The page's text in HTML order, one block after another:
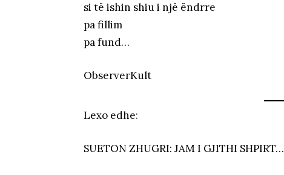
si të ishin shiu i një ëndrre
pa fillim
pa fund…
ObserverKult
Lexo edhe:
SUETON ZHUGRI: JAM I GJITHI SHPIRT…